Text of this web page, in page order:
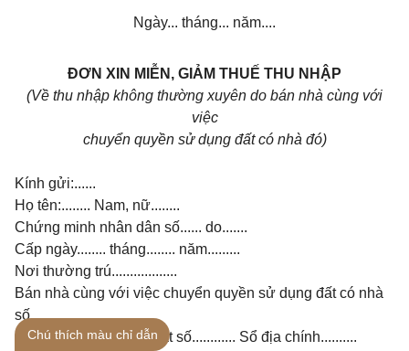
Ngày... tháng... năm....
ĐƠN XIN MIỄN, GIẢM THUẾ THU NHẬP
(Về thu nhập không thường xuyên do bán nhà cùng với
việc
chuyển quyền sử dụng đất có nhà đó)
Kính gửi:......
Họ tên:........ Nam, nữ........
Chứng minh nhân dân số...... do.......
Cấp ngày........ tháng........ năm.........
Nơi thường trú..................
Bán nhà cùng với việc chuyển quyền sử dụng đất có nhà
số..............
Phố............. Thuộc lô đất số............ Sổ địa chính..........
Chú thích màu chỉ dẫn